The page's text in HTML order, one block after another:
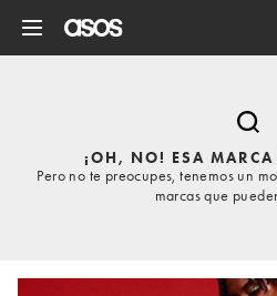
¡OH, NO! ESA MARCA
Pero no te preocupes, tenemos un
marcas que